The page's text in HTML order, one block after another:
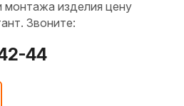
монтажа изделия цену
Звоните:
44